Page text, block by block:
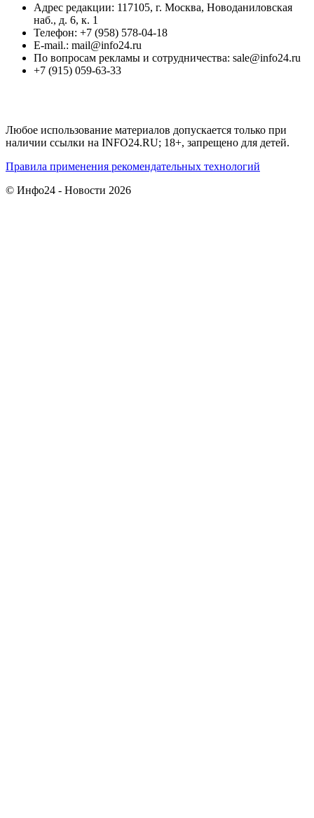
Адрес редакции: 117105, г. Москва, Новоданиловская
наб., д. 6, к. 1
Телефон: +7 (958) 578-04-18
E-mail.: mail@info24.ru
По вопросам рекламы и сотрудничества: sale@info24.ru
+7 (915) 059-63-33
Любое использование материалов допускается только при
наличии ссылки на INFO24.RU; 18+, запрещено для детей.
Правила применения рекомендательных технологий
© Инфо24 - Новости 2026